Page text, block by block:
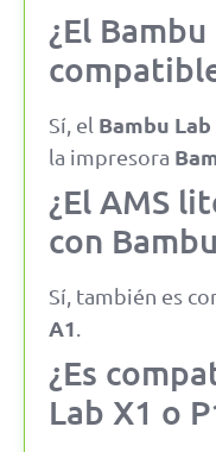
¿El
Sí, el Bambu
la impresora
¿El AMS
con
Sí, también es
A1.
¿Es
Lab X1 o